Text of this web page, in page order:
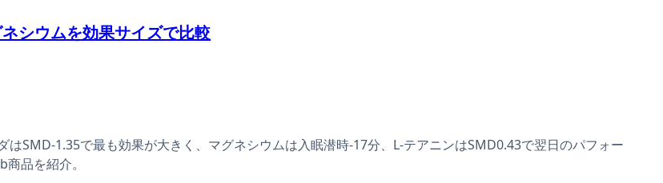
シウムを効果サイズで比較
SMD-1.35で最も効果が大きく、マグネシウムは入眠潜時-17分、L-テアニンはSMD0.43で翌日のパフォー
品を紹介。